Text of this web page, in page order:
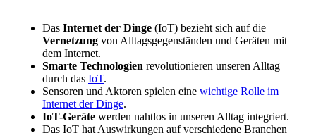
Das Internet der Dinge (IoT) bezieht sich auf die
Vernetzung von Alltagsgegenständen und Geräten mit
dem Internet.
Smarte Technologien revolutionieren unseren Alltag
durch das IoT.
Sensoren und Aktoren spielen eine wichtige Rolle im
Internet der Dinge.
IoT-Geräte werden nahtlos in unseren Alltag integriert.
Das IoT hat Auswirkungen auf verschiedene Branchen